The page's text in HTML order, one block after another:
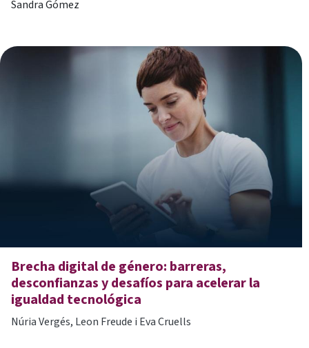
Sandra Gómez
Brecha digital de género: barreras,
desconfianzas y desafíos para acelerar la
igualdad tecnológica
Núria Vergés, Leon Freude i Eva Cruells